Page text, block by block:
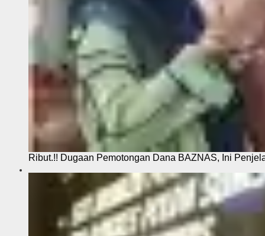
Ribut.!! Dugaan Pemotongan Dana BAZNAS, Ini